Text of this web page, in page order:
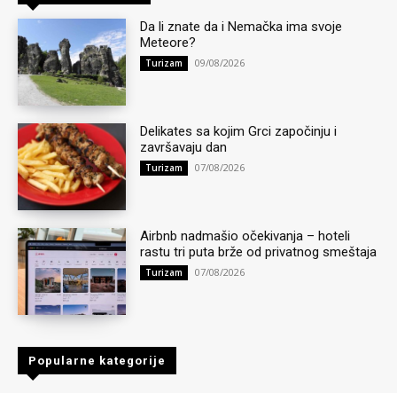
Da li znate da i Nemačka ima svoje
Meteore?
Turizam 09/08/2026
Delikates sa kojim Grci započinju i
završavaju dan
Turizam 07/08/2026
Airbnb nadmašio očekivanja – hoteli
rastu tri puta brže od privatnog smeštaja
Turizam 07/08/2026
Popularne kategorije